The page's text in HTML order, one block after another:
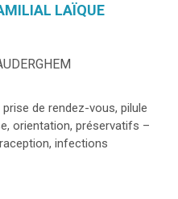
LAÏQUE
de rendez-vous, pilule
orientation, préservatifs –
infections